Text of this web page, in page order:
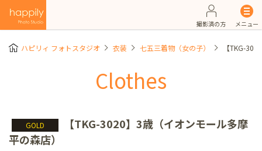
撮影済の方 メニュー
ハピリィ フォトスタジオ 衣装 七五三着物（女の子） 【TKG-
Clothes
GOLD
【TKG-3020】3歳（イオンモール多摩
平の森店）